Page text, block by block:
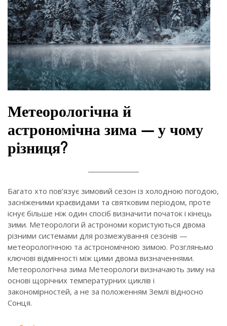
Метеорологічна й
астрономічна зима — у чому
різниця?
Багато хто пов’язує зимовий сезон із холодною погодою,
засніженими краєвидами та святковим періодом, проте
існує більше ніж один спосіб визначити початок і кінець
зими. Метеорологи й астрономи користуються двома
різними системами для розмежування сезонів —
метеорологічною та астрономічною зимою. Розгляньмо
ключові відмінності між цими двома визначеннями.
Метеорологічна зима Метеорологи визначають зиму на
основі щорічних температурних циклів і
закономірностей, а не за положенням Землі відносно
Сонця.